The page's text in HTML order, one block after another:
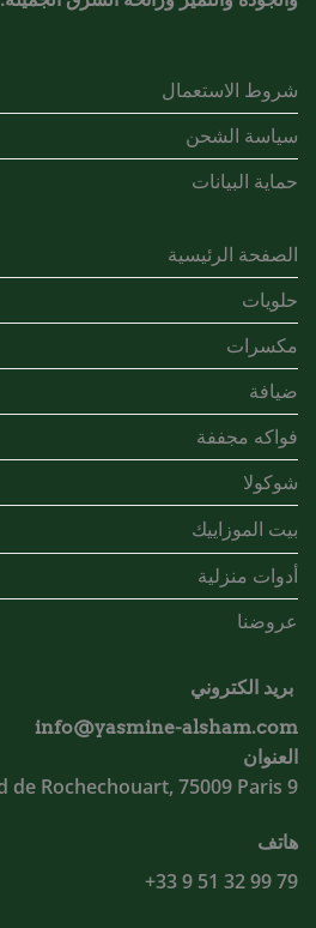
شروط الاستعمال
سياسة الشحن
حماية البيانات
الصفحة الرئيسية
حلويات
مكسرات
ضيافة
فواكه مجففة
شوكولا
بيت الموزاييك
أدوات منزلية
عروضنا
بريد الكتروني
info@yasmine-alsham.com
العنوان
9 Blvd de Rochechouart, 75009 Paris
هاتف
79 99 32 51 9 33+